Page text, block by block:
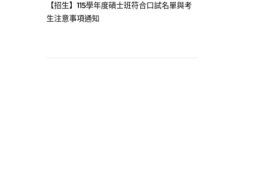
【招生】115學年度碩士班符合口試名單與考
生注意事項通知